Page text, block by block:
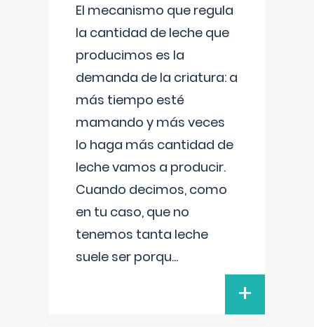
El mecanismo que regula
la cantidad de leche que
producimos es la
demanda de la criatura: a
más tiempo esté
mamando y más veces
lo haga más cantidad de
leche vamos a producir.
Cuando decimos, como
en tu caso, que no
tenemos tanta leche
suele ser porqu...
+